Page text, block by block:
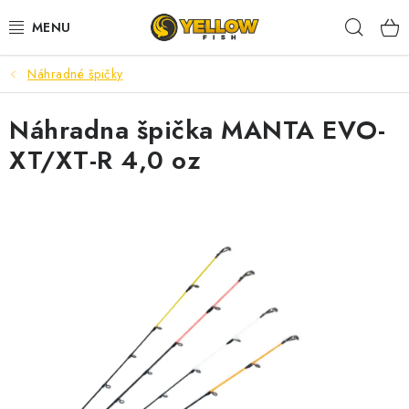
na
NOVINKY 2026
LETNÉ ZĽAVY
HALDORADO
KRMIVÁ,NÁSTRAHY
Náhradné špičky
Náhradna špička MANTA EVO-
XT/XT-R 4,0 oz